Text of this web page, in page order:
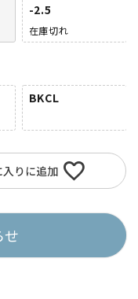
-2.5
在庫切れ
BKCL
入りに追加
せ